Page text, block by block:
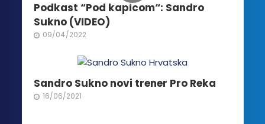
Podkast “Pod kapicom“: Sandro
Sukno (VIDEO)
09/04/2022
Sandro Sukno novi trener Pro Reka
16/06/2021